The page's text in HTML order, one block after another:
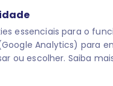
essenciais para o
Analytics) para
ou escolher. Saiba
aqui uma reação adversa
para o público leigo e para os
medicamentos. M-AS